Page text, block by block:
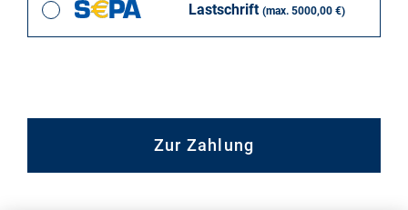
Lastschrift (max. 5000,00 €)
Zur Zahlung